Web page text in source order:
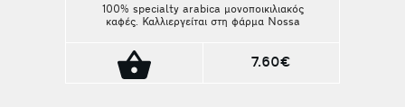
100% specialty arabica μονοποικιλιακός
καφές. Καλλιεργείται στη φάρμα Nossa
είναι σοκολάτα, ξηροί καρποί και σταφίδα.
Περιοχή: Alta Mogiana, Sao Paulo
7.60€